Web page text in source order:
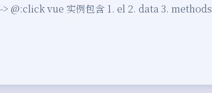
@:click vue 实例包含 1. el 2. data 3. methods